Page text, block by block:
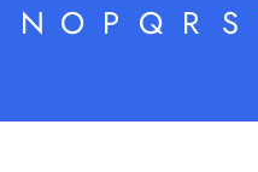
N O P Q R S